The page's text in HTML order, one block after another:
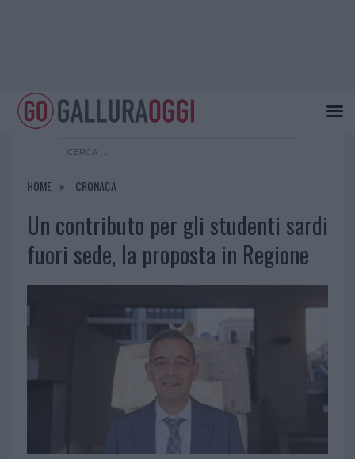
HOME CRONACA
Un contributo per gli studenti sardi
fuori sede, la proposta in Regione